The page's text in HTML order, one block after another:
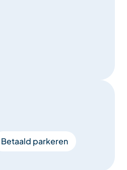
Betaald parkeren